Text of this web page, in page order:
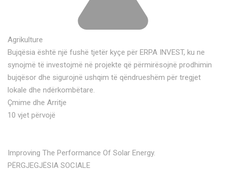
Agrikulture
Bujqësia është një fushë tjetër kyçe për ERPA INVEST, ku ne
synojmë të investojmë në projekte që përmirësojnë prodhimin
bujqësor dhe sigurojnë ushqim të qëndrueshëm për tregjet
lokale dhe ndërkombëtare.
Çmime dhe Arritje
10 vjet përvojë
Improving The Performance Of Solar Energy.
PËRGJEGJËSIA SOCIALE